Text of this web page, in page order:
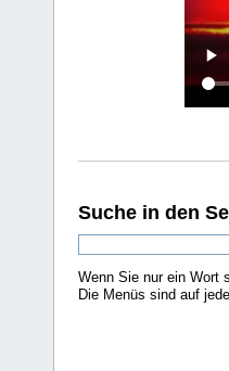
Suche in den
Wenn Sie nur ein Wort
Die Menüs sind auf